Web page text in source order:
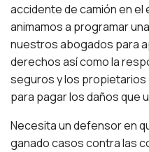
accidente de camión en el
animamos a programar
nuestros abogados para
derechos así como la
seguros y los propietarios
para pagar los daños que
Necesita un defensor en
ganado casos contra las